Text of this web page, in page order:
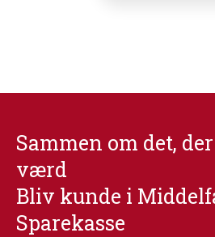
Sammen om det,
værd
Bliv kunde i
Sparekasse